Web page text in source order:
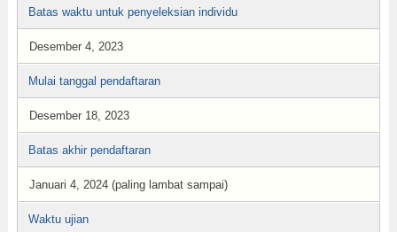
Batas waktu untuk penyeleksian individu
Desember 4, 2023
Mulai tanggal pendaftaran
Desember 18, 2023
Batas akhir pendaftaran
Januari 4, 2024 (paling lambat sampai)
Waktu ujian